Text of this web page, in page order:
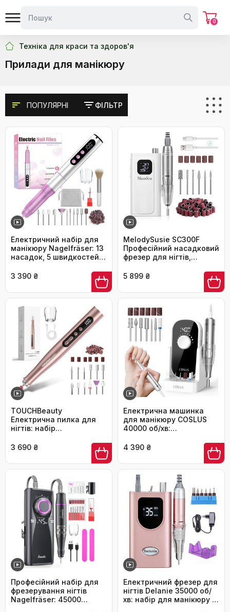
0
Техніка для краси та здоров'я
Прилади для манікюру
ПОПУЛЯРНІ ФІЛЬТР
Електричний набір для
манікюру Nagelfräser: 13
насадок, 5 швидкостей,
гелю та акрилу
3 390 ₴
MelodySusie SC300F
Професійний насадковий
фрезер для нігтів,
манікюру, 30000 об/хв,
регулювання швидкості,
для акрилу та гелю, для
салону, білий
5 899 ₴
TOUCHBeauty
Електрична пилка для
нігтів: набір
для манікюру та
дисплеєм, 5 швидкостей,
тихий, пилозахисний,
USB-зарядка (гель,
акрил)
3 690 ₴
Електрична машинка
для манікюру COSLUS
40000 об/хв:
догляду за нігтями 6-в-1.
Підходить для гелевих
та акрилових нігтів,
видалення гелю та
педикюру. Компактна,
тиха, біла.
4 390 ₴
Професійний набір для
фрезерування нігтів
Nagelfräser: 45000
Електричний фрезер для
нігтів Delanie 35000 об/
хв: набір для манікюру з